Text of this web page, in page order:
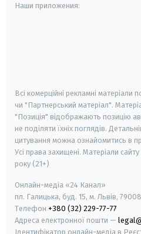
Наши приложения:
Всі комерційні рекламні матеріали
чи "Партнерський матеріал".
"Позиція" відображають позицію
не поділяти їхніх поглядів.
цитування можна ознайомитись в
Усі права захищені. Матеріали
року (21+)
Онлайн-медіа «24 Канал»
пл. Галицька, буд. 15, м. Львів, 79008
Телефон +380 (32) 229-77-77
Адреса електронної пошти —
Ідентифікатор онлайн-медіа в